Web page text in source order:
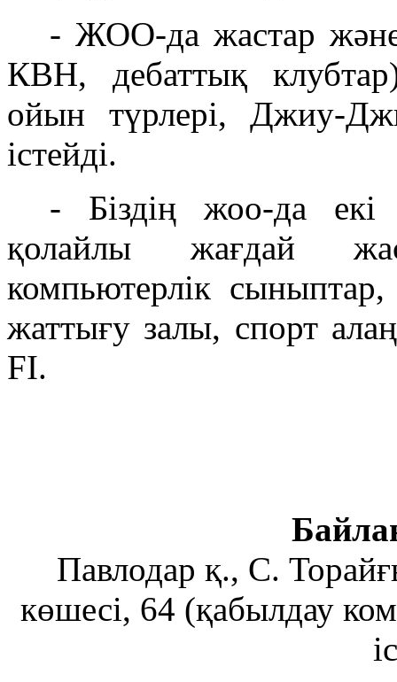
- ЖОО-да жастар және
КВН, дебаттық
ойын түрлері, Джиу-
істейді.
- Біздің жоо-да екі
қолайлы жағдай
компьютерлік
жаттығу залы, спорт
FI.
Павлодар қ., С.
көшесі, 64 (қабылдау